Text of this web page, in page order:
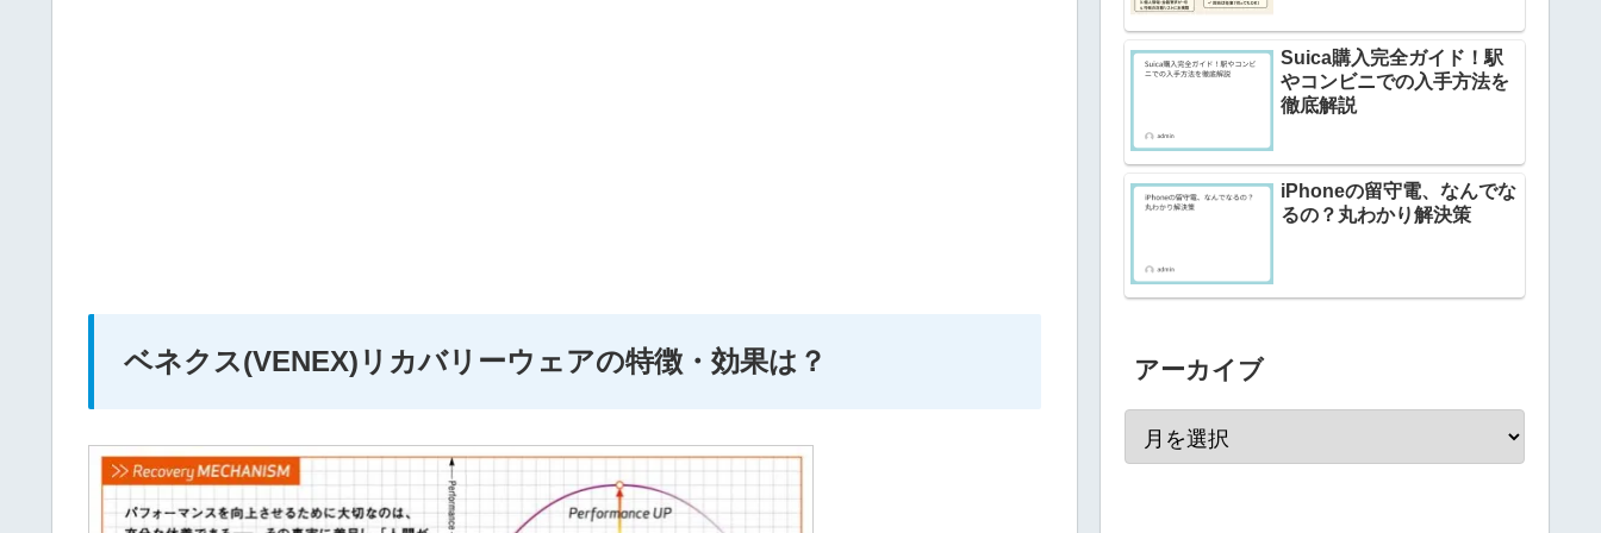
ベネクス(VENEX)リカバリーウェアの特徴・効果は？
Suica購入完全ガイド！駅
やコンビニでの入手方法を
徹底解説
iPhoneの留守電、なんでな
るの？丸わかり解決策
アーカイブ